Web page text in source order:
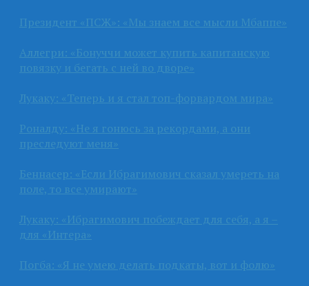
Президент «ПСЖ»: «Мы знаем все мысли Мбаппе»
Аллегри: «Бонуччи может купить капитанскую
повязку и бегать с ней во дворе»
Лукаку: «Теперь и я стал топ-форвардом мира»
Роналду: «Не я гонюсь за рекордами, а они
преследуют меня»
Беннасер: «Если Ибрагимович сказал умереть на
поле, то все умирают»
Лукаку: «Ибрагимович побеждает для себя, а я –
для «Интера»
Погба: «Я не умею делать подкаты, вот и фолю»